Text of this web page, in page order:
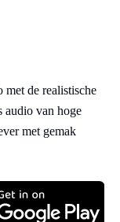
met de realistische
audio van hoge
met gemak